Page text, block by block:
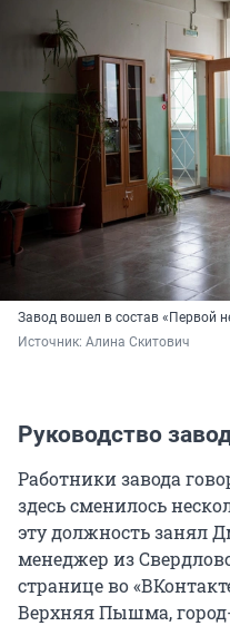
Завод вошел в состав «Первой
Источник: Алина Скитович
Руководство
Работники завода
здесь сменилось
эту должность занял
менеджер из
странице во
Верхняя Пышма,